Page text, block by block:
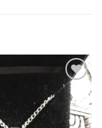
Add to
wishlist